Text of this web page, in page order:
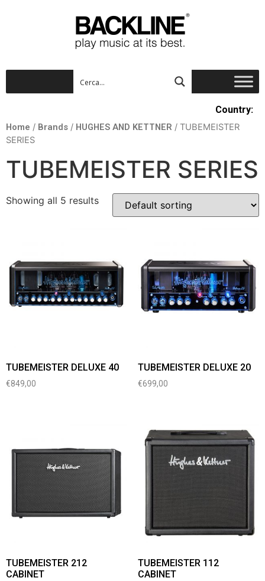
Country:
Home / Brands / HUGHES AND KETTNER / TUBEMEISTER
SERIES
TUBEMEISTER SERIES
Showing all 5 results
TUBEMEISTER DELUXE 40
€849,00
TUBEMEISTER DELUXE 20
€699,00
TUBEMEISTER 212
CABINET
TUBEMEISTER 112
CABINET